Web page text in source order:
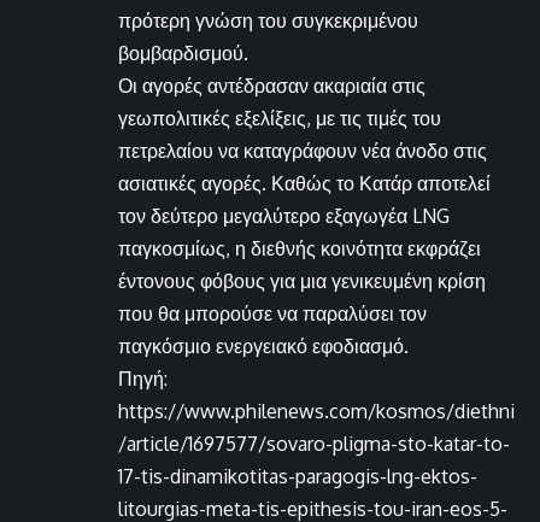
πρότερη γνώση του συγκεκριμένου
βομβαρδισμού.
Οι αγορές αντέδρασαν ακαριαία στις
γεωπολιτικές εξελίξεις, με τις τιμές του
πετρελαίου να καταγράφουν νέα άνοδο στις
ασιατικές αγορές. Καθώς το Κατάρ αποτελεί
τον δεύτερο μεγαλύτερο εξαγωγέα LNG
παγκοσμίως, η διεθνής κοινότητα εκφράζει
έντονους φόβους για μια γενικευμένη κρίση
που θα μπορούσε να παραλύσει τον
παγκόσμιο ενεργειακό εφοδιασμό.
Πηγή:
https://www.philenews.com/kosmos/diethni
/article/1697577/sovaro-pligma-sto-katar-to-
17-tis-dinamikotitas-paragogis-lng-ektos-
litourgias-meta-tis-epithesis-tou-iran-eos-5-